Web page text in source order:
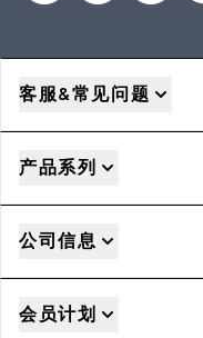
客服&常见问题
产品系列
公司信息
会员计划